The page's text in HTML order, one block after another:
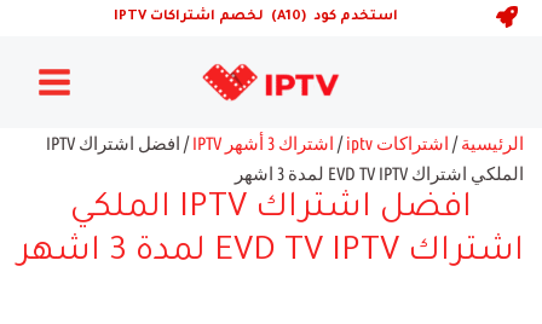
تخطي
استخدم كود (A10) لخصم اشتراكات IPTV
Menu
الرئيسية/ اشتراكات iptv / اشتراك 3 أشهر IPTV
/ افضل اشتراك IPTV
الملكي اشتراك EVD TV IPTV لمدة 3 اشهر
افضل اشتراك IPTV الملكي
اشتراك EVD TV IPTV لمدة 3 اشهر